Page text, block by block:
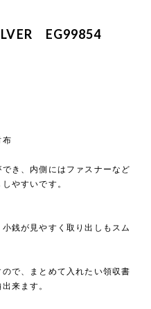
EG99854
布
き、内側にはファスナーなど
やすいです。
銭が見やすく取り出しもスム
で、まとめて入れたい領収書
来ます。